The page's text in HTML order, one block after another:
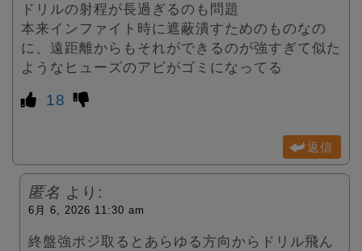
ドリルの射程が長過ぎるのも問題
本来インファイト時に遮蔽潰すためのものなの
に、遠距離からもそれができるのが強すぎて似た
ようなヒューズのアビがゴミになってる
18
返信
匿名 より:
6月 6, 2026 11:30 am
終盤強ポジ取るとあらゆる方向からドリル飛ん